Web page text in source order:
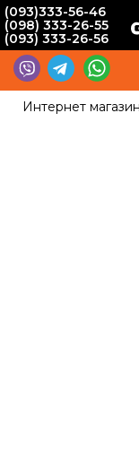
(093)333-56-46
(098) 333-26-55
(093) 333-26-56
Интернет магазин